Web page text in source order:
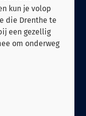
kun je volop
die Drenthe te
een gezellig
om onderweg